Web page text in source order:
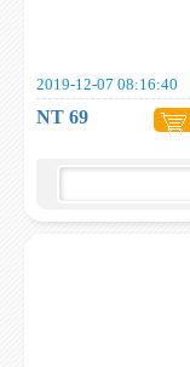
2019-12-07 08:16:40
NT 69